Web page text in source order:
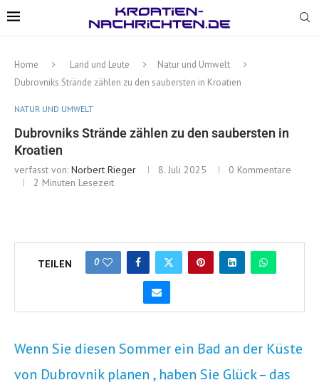
Home Land und Leute
Natur und Umwelt
Dubrovniks Strände zählen zu den saubersten in Kroatien
NATUR UND UMWELT
Dubrovniks Strände zählen zu den saubersten in
Kroatien
verfasst von: Norbert Rieger 8. Juli 2025
0 Kommentare
2 Minuten Lesezeit
TEILEN 0
Wenn Sie diesen Sommer ein Bad an der Küste
von Dubrovnik planen , haben Sie Glück – das